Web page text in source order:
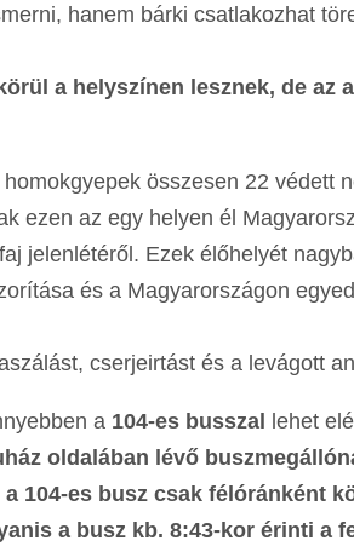
hanem bárki csatlakozhat
a helyszínen lesznek, de az
összesen 22 védett
ezen az egy helyen él
jelenlétéről. Ezek élőhelyét
és a Magyarországon
cserjeirtást és a levágott
a 104-es busszal lehet
oldalában lévő
104-es busz csak félóránként
a busz kb. 8:43-kor érinti a